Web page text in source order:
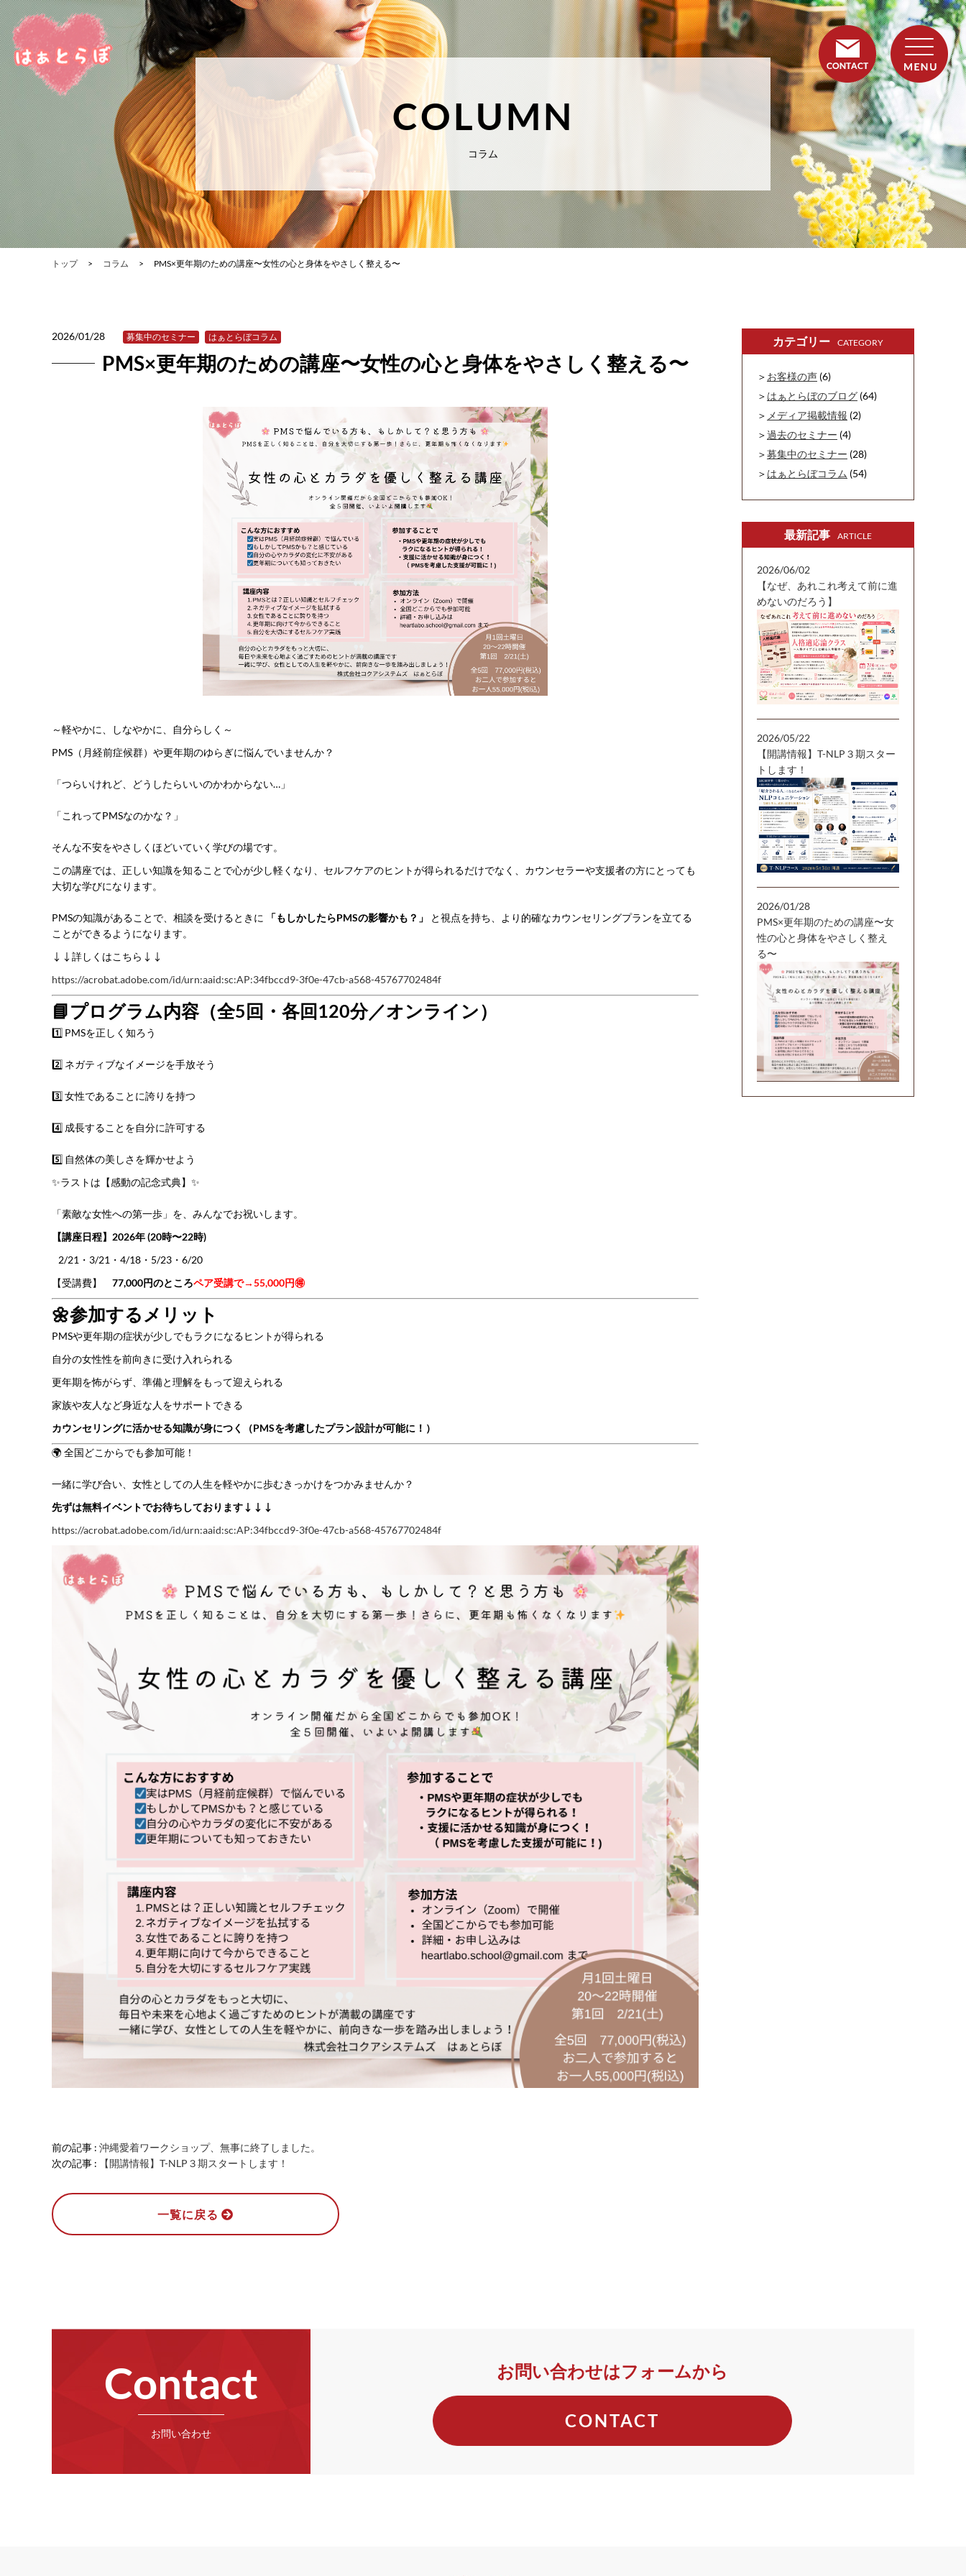
COLUMN
コラム
トップ コラム PMS×更年期のための講座〜女性の心と身体をやさしく整える〜
2026/01/28 募集中のセミナー はぁとらぼコラム
PMS×更年期のための講座〜女性の心と身体をやさしく整える〜
～軽やかに、しなやかに、自分らしく～
PMS（月経前症候群）や更年期のゆらぎに悩んでいませんか？
「つらいけれど、どうしたらいいのかわからない…」
「これってPMSなのかな？」
そんな不安をやさしくほどいていく学びの場です。
この講座では、正しい知識を知ることで心が少し軽くなり、セルフケアのヒントが得られるだけでなく、カウンセラーや支援者の方にとっても
大切な学びになります。
PMSの知識があることで、相談を受けるときに 「もしかしたらPMSの影響かも？」
と視点を持ち、より的確なカウンセリングプランを立てる
ことができるようになります。
↓↓詳しくはこちら↓↓
https://acrobat.adobe.com/id/urn:aaid:sc:AP:34fbccd9-3f0e-47cb-a568-45767702484f
📘プログラム内容（全5回・各回120分／オンライン）
1️⃣ PMSを正しく知ろう
2️⃣ ネガティブなイメージを手放そう
3️⃣ 女性であることに誇りを持つ
4️⃣ 成長することを自分に許可する
5️⃣ 自然体の美しさを輝かせよう
✨ラストは【感動の記念式典】✨
「素敵な女性への第一歩」を、みんなでお祝いします。
【講座日程】2026年 (20時〜22時)
2/21・3/21・4/18・5/23・6/20
【受講費】 77,000円のところペア受講で→55,000円🉐
🌼参加するメリット
PMSや更年期の症状が少しでもラクになるヒントが得られる
自分の女性性を前向きに受け入れられる
更年期を怖がらず、準備と理解をもって迎えられる
家族や友人など身近な人をサポートできる
カウンセリングに活かせる知識が身につく（PMSを考慮したプラン設計が可能に！）
🌍 全国どこからでも参加可能！
一緒に学び合い、女性としての人生を軽やかに歩むきっかけをつかみませんか？
先ずは無料イベントでお待ちしております↓↓↓
https://acrobat.adobe.com/id/urn:aaid:sc:AP:34fbccd9-3f0e-47cb-a568-45767702484f
前の記事 : 沖縄愛着ワークショップ、無事に終了しました。
次の記事 :
【開講情報】T-NLP３期スタートします！
一覧に戻る
カテゴリー CATEGORY
お客様の声 (6)
はぁとらぼのブログ (64)
メディア掲載情報 (2)
過去のセミナー (4)
募集中のセミナー (28)
はぁとらぼコラム (54)
最新記事 ARTICLE
2026/06/02
【なぜ、あれこれ考えて前に進
めないのだろう】
2026/05/22
【開講情報】T-NLP３期スター
トします！
2026/01/28
PMS×更年期のための講座〜女
性の心と身体をやさしく整え
る〜
Contact
お問い合わせ
お問い合わせはフォームから
CONTACT